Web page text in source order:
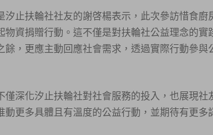
止扶輪社社友的謝啓楊表示，此次參訪惜食
物資捐贈行動。這不僅是對扶輪社公益理念的
，更應主動回應社會需求，透過實際行動參
深化汐止扶輪社對社會服務的投入，也展現社
動更多具體且有溫度的公益行動，並期待有更